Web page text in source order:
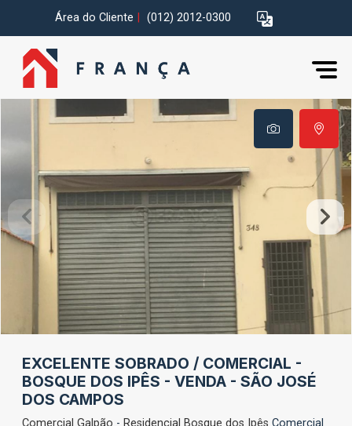
Área do Cliente (012) 2012-0300
EXCELENTE SOBRADO / COMERCIAL -
BOSQUE DOS IPÊS - VENDA - SÃO JOSÉ
DOS CAMPOS
Comercial Galpão - Residencial Bosque dos Ipês Comercial